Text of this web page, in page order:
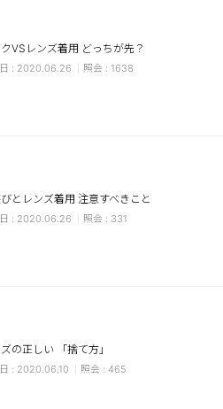
VSレンズ着用 どっちが先？
2020.06.26 1638
とレンズ着用 注意すべきこと
2020.06.26 331
の正しい 「捨て方」
2020.06.10 465